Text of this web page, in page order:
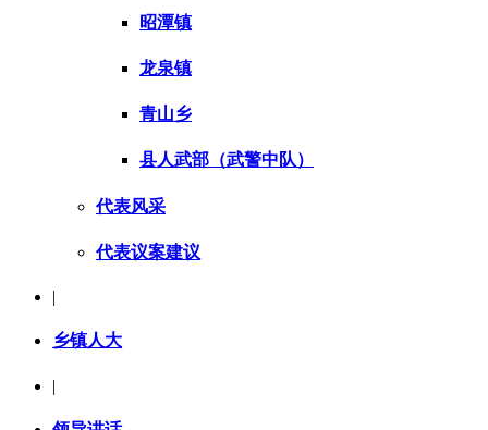
昭潭镇
龙泉镇
青山乡
县人武部（武警中队）
代表风采
代表议案建议
|
乡镇人大
|